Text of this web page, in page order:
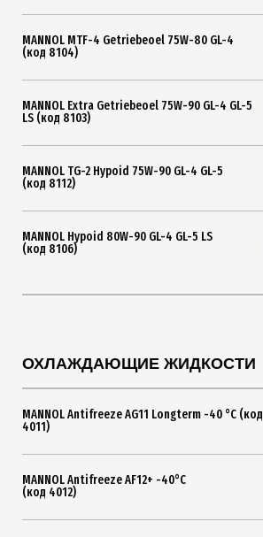
MANNOL MTF-4 Getriebeoel 75W-80 GL-4
(код 8104)
MANNOL Extra Getriebeoel 75W-90 GL-4 GL-5
LS (код 8103)
MANNOL TG-2 Hypoid 75W-90 GL-4 GL-5
(код 8112)
MANNOL Hypoid 80W-90 GL-4 GL-5 LS
(код 8106)
ОХЛАЖДАЮЩИЕ ЖИДКОСТИ
MANNOL Antifreeze AG11 Longterm -40 °C (код
4011)
MANNOL Antifreeze AF12+ -40°C
(код 4012)